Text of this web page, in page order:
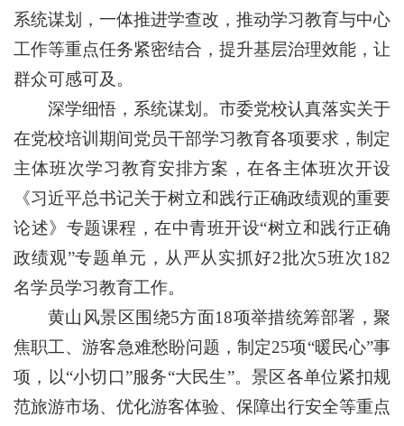
系统谋划，一体推进学查改，推动学习教育与中心
工作等重点任务紧密结合，提升基层治理效能，让
群众可感可及。
深学细悟，系统谋划。市委党校认真落实关于
在党校培训期间党员干部学习教育各项要求，制定
主体班次学习教育安排方案，在各主体班次开设
《习近平总书记关于树立和践行正确政绩观的重要
论述》专题课程，在中青班开设“树立和践行正确
政绩观”专题单元，从严从实抓好2批次5班次182
名学员学习教育工作。
黄山风景区围绕5方面18项举措统筹部署，聚
焦职工、游客急难愁盼问题，制定25项“暖民心”事
项，以“小切口”服务“大民生”。景区各单位紧扣规
范旅游市场、优化游客体验、保障出行安全等重点